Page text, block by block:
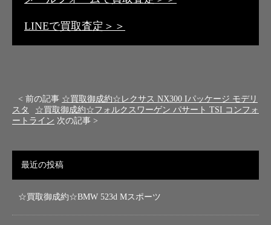
LINEで買取査定＞＞
< 前の記事 ☆買取御成約☆レクサス NX300 Iパッケージ モデリ
スタ
☆買取御成約☆フォルクスワーゲン パサート TSI コンフォ
ートライン 次の記事 >
最近の投稿
☆買取御成約☆BMW 523d Mスポーツ